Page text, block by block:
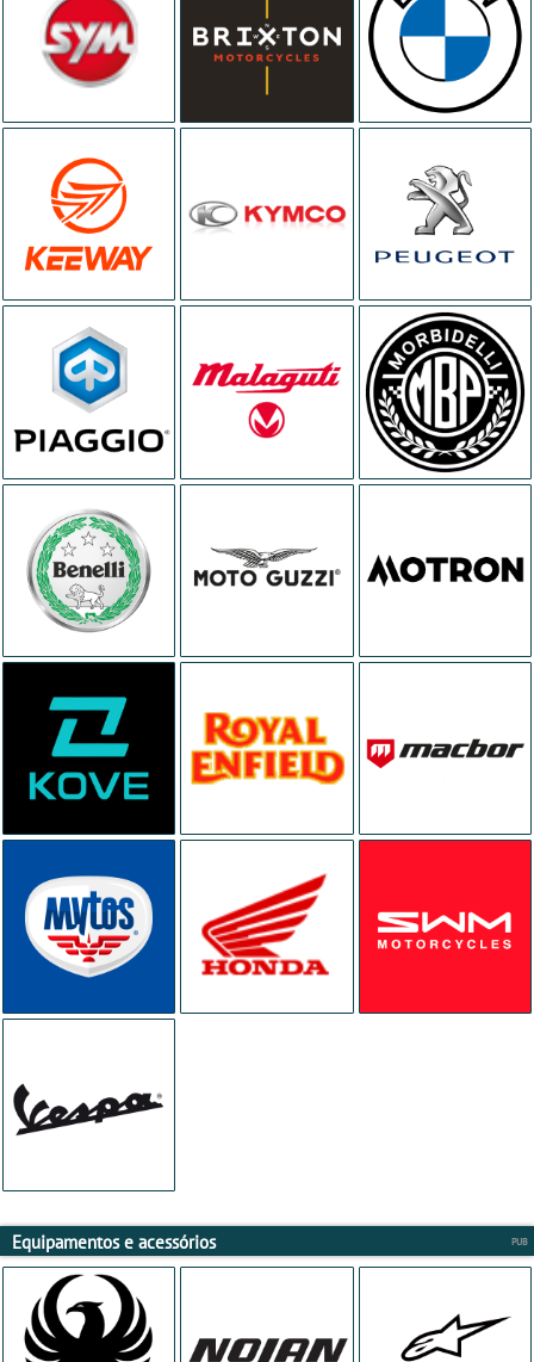
Equipamentos e acessórios